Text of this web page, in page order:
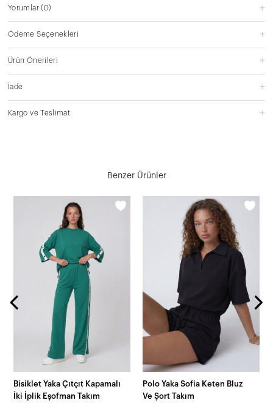
Yorumlar(0)
Ödeme Seçenekleri
Ürün Önerileri
İade
Kargo ve Teslimat
Benzer Ürünler
Bisiklet Yaka Çıtçıt Kapamalı
İki İplik Eşofman Takım
Polo Yaka Sofia Keten Bluz
Ve Şort Takım